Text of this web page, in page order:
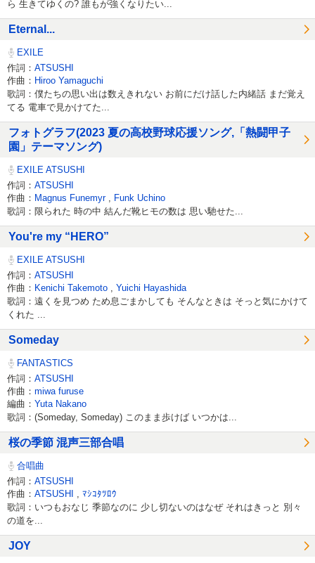
ら 生きてゆくの? 誰もが強くなりたい...
Eternal...
EXILE
作詞： ATSUSHI
作曲： Hiroo Yamaguchi
歌詞：僕たちの思い出は数えきれない お前にだけ話した内緒話 まだ覚え
てる 電車で見かけてた...
フォトグラフ(2023 夏の高校野球応援ソング,「熱闘甲子
園」テーマソング)
EXILE ATSUSHI
作詞： ATSUSHI
作曲： Magnus Funemyr Funk Uchino
歌詞：限られた 時の中 結んだ靴ヒモの数は 思い馳せた...
You're my “HERO”
EXILE ATSUSHI
作詞： ATSUSHI
作曲： Kenichi Takemoto Yuichi Hayashida
歌詞：遠くを見つめ ため息ごまかしても そんなときは そっと気にかけて
くれた ...
Someday
FANTASTICS
作詞： ATSUSHI
作曲： miwa furuse
編曲： Yuta Nakano
歌詞：(Someday, Someday) このまま歩けば いつかは...
桜の季節 混声三部合唱
合唱曲
作詞： ATSUSHI
作曲： ATSUSHI ﾏｼｺﾀﾂﾛｳ
歌詞：いつもおなじ 季節なのに 少し切ないのはなぜ それはきっと 別々
の道を...
JOY